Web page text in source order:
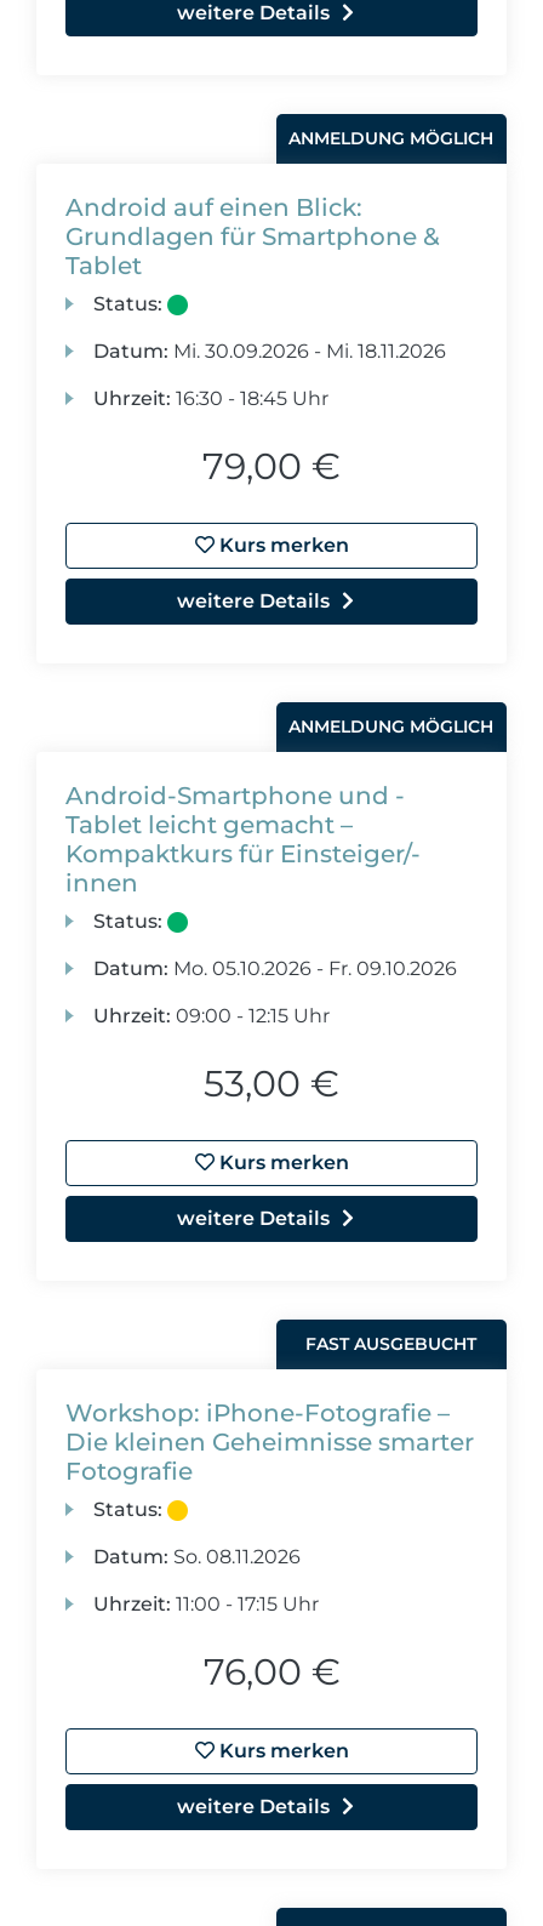
weitere Details
ANMELDUNG MÖGLICH
Android auf einen Blick:
Grundlagen für Smartphone &
Tablet
Status:
Datum: Mi. 30.09.2026 - Mi. 18.11.2026
Uhrzeit: 16:30 - 18:45 Uhr
79,00 €
Kurs merken
weitere Details
ANMELDUNG MÖGLICH
Android-Smartphone und -
Tablet leicht gemacht –
Kompaktkurs für Einsteiger/-
innen
Status:
Datum: Mo. 05.10.2026 - Fr. 09.10.2026
Uhrzeit: 09:00 - 12:15 Uhr
53,00 €
Kurs merken
weitere Details
FAST AUSGEBUCHT
Workshop: iPhone-Fotografie –
Die kleinen Geheimnisse smarter
Fotografie
Status:
Datum: So. 08.11.2026
Uhrzeit: 11:00 - 17:15 Uhr
76,00 €
Kurs merken
weitere Details